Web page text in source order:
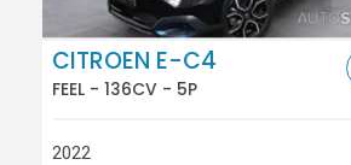
CITROEN E-C4
FEEL - 136CV - 5P
2022